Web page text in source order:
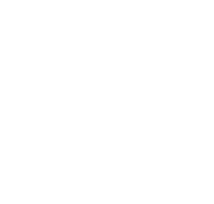
训工作
作